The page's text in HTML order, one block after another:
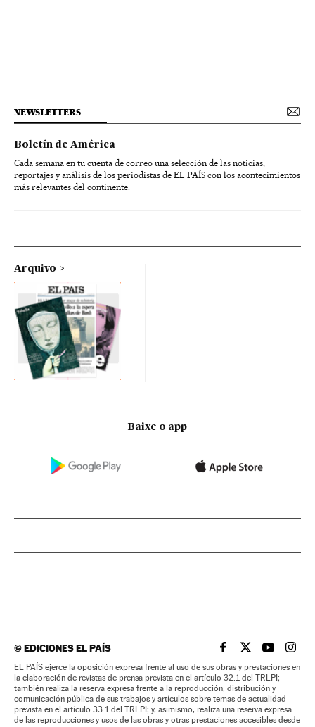
NEWSLETTERS
Boletín de América
Cada semana en tu cuenta de correo una selección de las noticias,
reportajes y análisis de los periodistas de EL PAÍS con los acontecimientos
más relevantes del continente.
Arquivo
Baixe o app
©EDICIONES EL PAÍS EL PAÍS BRASIL EN
EL PAÍSEL PAÍS
EL
EL PAÍS ejerce la oposición expresa frente al uso de sus obras y prestaciones en
la elaboración de revistas de prensa prevista en el artículo 32.1 del TRLPI;
también realiza la reserva expresa frente a la reproducción, distribución y
comunicación pública de sus trabajos y artículos sobre temas de actualidad
prevista en el artículo 33.1 del TRLPI; y, asimismo, realiza una reserva expresa
de las reproducciones y usos de las obras y otras prestaciones accesibles desde